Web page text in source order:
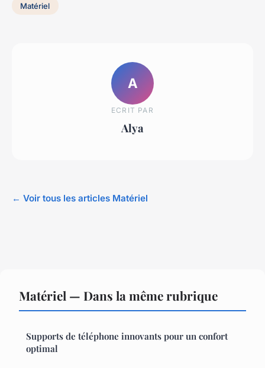
Matériel
A
ECRIT PAR
Alya
← Voir tous les articles Matériel
Matériel — Dans la même rubrique
Supports de téléphone innovants pour un confort
optimal